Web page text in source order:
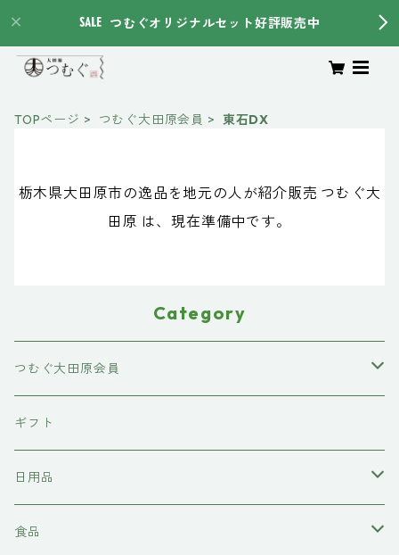
つむぐオリジナルセット好評販売中
TOPページ つむぐ大田原会員 東石DX
栃木県大田原市の逸品を地元の人が紹介販売 つむぐ大
田原 は、現在準備中です。
Category
つむぐ大田原会員
東京石材
岩上商店
稲見商店
ギフト
日用品
洗剤
食品